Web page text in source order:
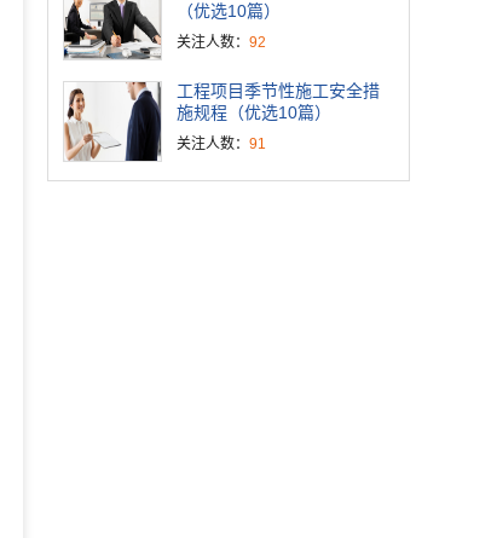
（优选10篇）
关注人数： 92
工程项目季节性施工安全措
施规程（优选10篇）
关注人数： 91